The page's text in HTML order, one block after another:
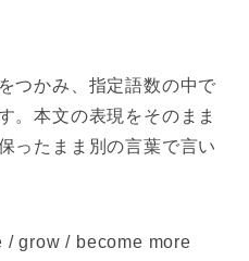
つかみ、指定語数の中で
。本文の表現をそのまま
ったまま別の言葉で言い
/ grow / become more